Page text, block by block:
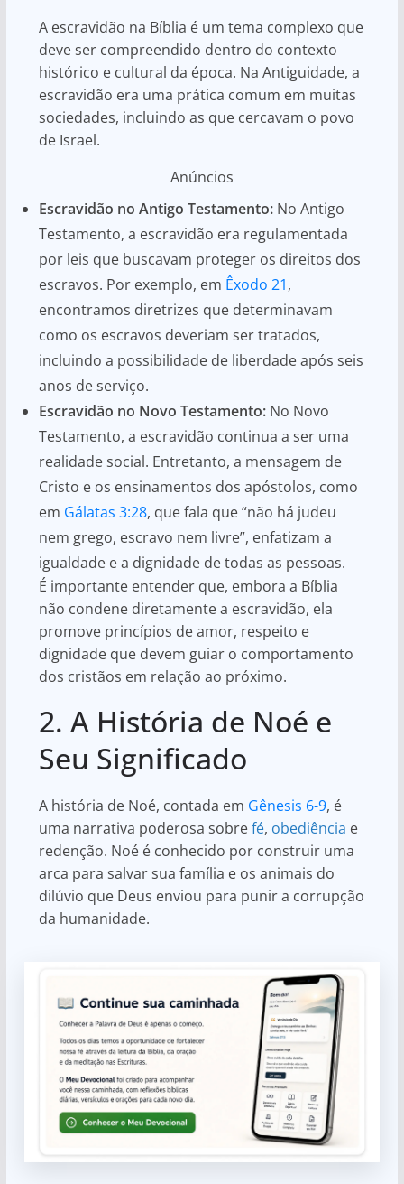
A escravidão na Bíblia é um tema complexo que
deve ser compreendido dentro do contexto
histórico e cultural da época. Na Antiguidade, a
escravidão era uma prática comum em muitas
sociedades, incluindo as que cercavam o povo
de Israel.
Anúncios
Escravidão no Antigo Testamento:No Antigo
Testamento, a escravidão era regulamentada
por leis que buscavam proteger os direitos dos
escravos. Por exemplo, em Êxodo 21,
encontramos diretrizes que determinavam
como os escravos deveriam ser tratados,
incluindo a possibilidade de liberdade após seis
anos de serviço.
Escravidão no Novo Testamento:No Novo
Testamento, a escravidão continua a ser uma
realidade social. Entretanto, a mensagem de
Cristo e os ensinamentos dos apóstolos, como
em Gálatas 3:28, que fala que “não há judeu
nem grego, escravo nem livre”, enfatizam a
igualdade e a dignidade de todas as pessoas.
É importante entender que, embora a Bíblia
não condene diretamente a escravidão, ela
promove princípios de amor, respeito e
dignidade que devem guiar o comportamento
dos cristãos em relação ao próximo.
2. A História de Noé e
Seu Significado
A história de Noé, contada em Gênesis 6-9, é
uma narrativa poderosa sobrefé, obediência e
redenção. Noé é conhecido por construir uma
arca para salvar sua família e os animais do
dilúvio que Deus enviou para punir a corrupção
da humanidade.